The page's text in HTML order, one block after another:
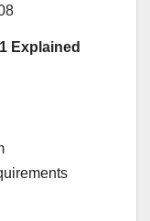
Explained